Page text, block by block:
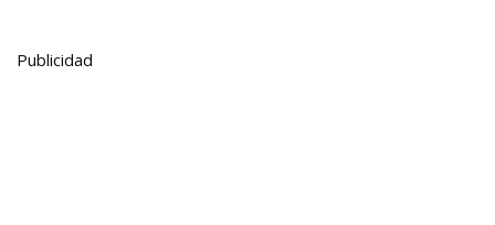
Publicidad